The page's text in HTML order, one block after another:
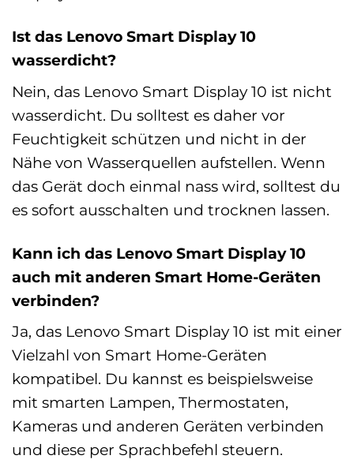
Ist das Lenovo Smart Display 10
wasserdicht?
Nein, das Lenovo Smart Display 10 ist nicht
wasserdicht. Du solltest es daher vor
Feuchtigkeit schützen und nicht in der
Nähe von Wasserquellen aufstellen. Wenn
das Gerät doch einmal nass wird, solltest du
es sofort ausschalten und trocknen lassen.
Kann ich das Lenovo Smart Display 10
auch mit anderen Smart Home-Geräten
verbinden?
Ja, das Lenovo Smart Display 10 ist mit einer
Vielzahl von Smart Home-Geräten
kompatibel. Du kannst es beispielsweise
mit smarten Lampen, Thermostaten,
Kameras und anderen Geräten verbinden
und diese per Sprachbefehl steuern.